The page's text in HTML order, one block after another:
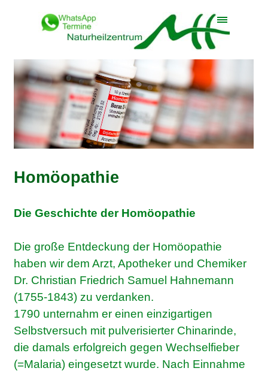
Menü überspringen
Homöopathie
Die Geschichte der Homöopathie
Die große Entdeckung der Homöopathie
haben wir dem Arzt, Apotheker und Chemiker
Dr. Christian Friedrich Samuel Hahnemann
(1755-1843) zu verdanken.
1790 unternahm er einen einzigartigen
Selbstversuch mit pulverisierter Chinarinde,
die damals erfolgreich gegen Wechselfieber
(=Malaria) eingesetzt wurde. Nach Einnahme